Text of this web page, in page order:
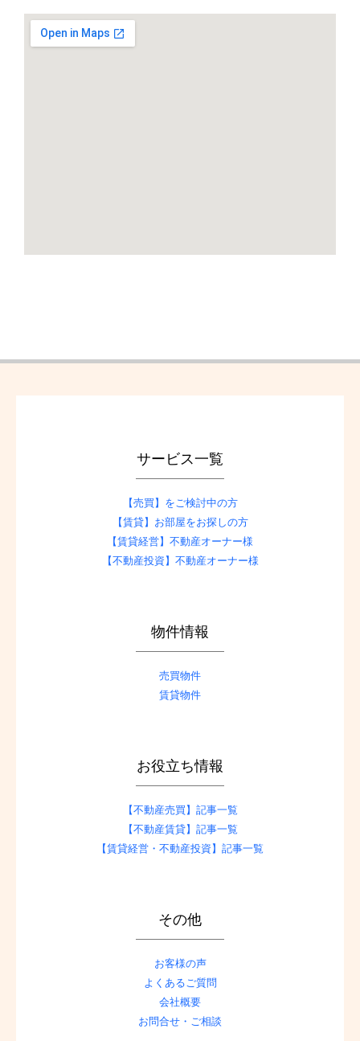
サービス一覧
【売買】をご検討中の方
【賃貸】お部屋をお探しの方
【賃貸経営】不動産オーナー様
【不動産投資】不動産オーナー様
物件情報
売買物件
賃貸物件
お役立ち情報
【不動産売買】記事一覧
【不動産賃貸】記事一覧
【賃貸経営・不動産投資】記事一覧
その他
お客様の声
よくあるご質問
会社概要
お問合せ・ご相談